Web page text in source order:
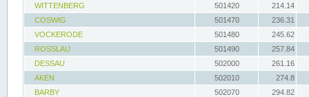
WITTENBERG
501420
214.14
COSWIG
501470
236.31
VOCKERODE
501480
245.62
ROSSLAU
501490
257.84
DESSAU
502000
261.16
AKEN
502010
274.8
BARBY
502070
294.82